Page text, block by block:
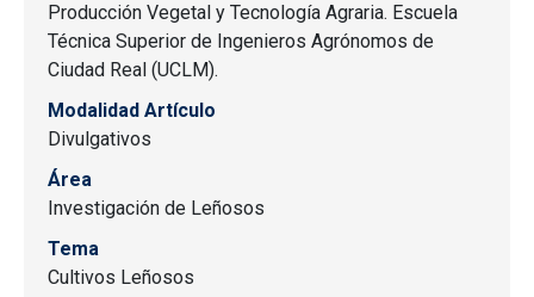
Producción Vegetal y Tecnología Agraria. Escuela
Técnica Superior de Ingenieros Agrónomos de
Ciudad Real (UCLM).
Modalidad Artículo
Divulgativos
Área
Investigación de Leñosos
Tema
Cultivos Leñosos